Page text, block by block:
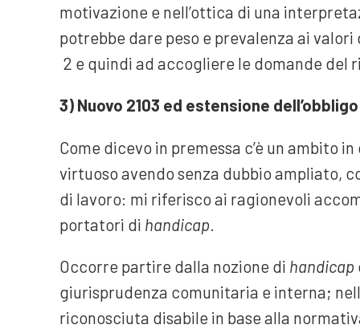
motivazione e nell’ottica di una
potrebbe dare peso e prevalenza ai valori
2 e quindi ad accogliere le domande del
3) Nuovo 2103 ed estensione
Come dicevo in premessa c’è un ambito
virtuoso avendo senza dubbio ampliato,
di lavoro: mi riferisco ai ragionevoli
portatori di handicap
Occorre partire dalla nozione di handicap
giurisprudenza comunitaria e interna;
riconosciuta disabile in base alla